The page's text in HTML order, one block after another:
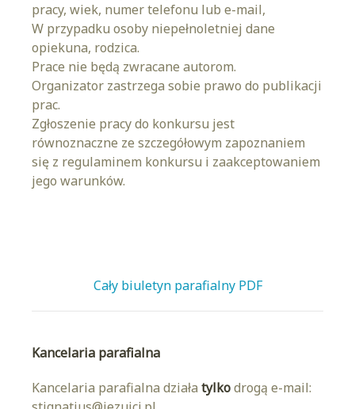
pracy, wiek, numer telefonu lub e-mail,
W przypadku osoby niepełnoletniej dane
opiekuna, rodzica.
Prace nie będą zwracane autorom.
Organizator zastrzega sobie prawo do publikacji
prac.
Zgłoszenie pracy do konkursu jest
równoznaczne ze szczegółowym zapoznaniem
się z regulaminem konkursu i zaakceptowaniem
jego warunków.
Cały biuletyn parafialny PDF
Kancelaria parafialna
Kancelaria parafialna działa tylkodrogą e-mail: